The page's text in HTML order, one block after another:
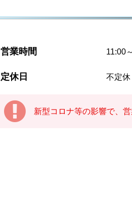
営業時間 11:00
定休日 不定休
新型コロナ等の影響で、